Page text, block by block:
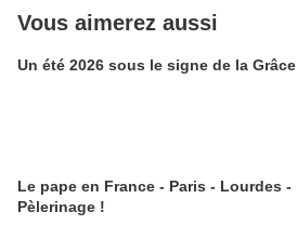
Vous aimerez aussi
Un été 2026 sous le signe de la Grâce
Le pape en France - Paris - Lourdes -
Pèlerinage !